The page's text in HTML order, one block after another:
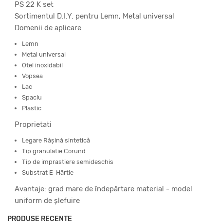
PRODUSE RECENTE
PS 22 K set
Sortimentul D.I.Y. pentru Lemn, Metal universal
Domenii de aplicare
Lemn
Metal universal
Otel inoxidabil
Vopsea
Lac
Spaclu
Plastic
Proprietati
Legare Răşină sintetică
Tip granulatie Corund
Tip de imprastiere semideschis
Substrat E-Hârtie
Avantaje: grad mare de îndepărtare material - model
uniform de şlefuire